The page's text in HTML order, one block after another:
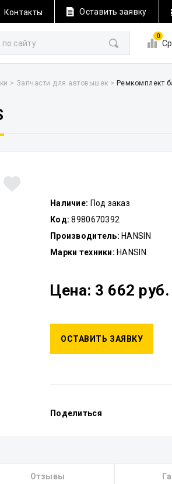
Контакты Оставить заявку
0
> Запчасти для автовышек > Ремкомплект
Наличие: Под заказ
Код: 8980670392
Производитель: HANSIN
Марки техники: HANSIN
Цена: 3 662 руб.
ОСТАВИТЬ ЗАЯВКУ
Поделиться
Отзывы